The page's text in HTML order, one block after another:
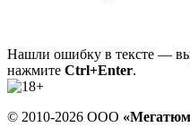
Нашли ошибку в тексте —
нажмите Ctrl+Enter.
© 2010-2026 ООО